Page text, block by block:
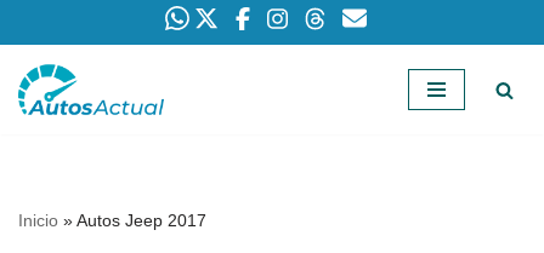
Saltar
Inicio »Autos Jeep 2017